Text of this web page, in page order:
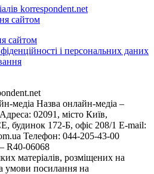
korrespondent.net
сайтом
сайтом
і персональних даних
медіа Назва онлайн-медіа –
02091, місто Київ,
172-Б, офіс 208/1 E-mail:
Телефон: 044-205-43-00
R40-06068
матеріалів, розміщених на
умови посилання на